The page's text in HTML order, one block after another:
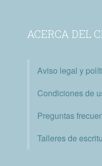
ACERCA DEL
Aviso legal y
Condiciones de
Preguntas
Talleres de